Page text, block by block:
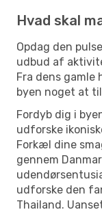
Hvad skal
Opdag den
udbud af
Fra dens gamle
byen noget at
Fordyb dig i
udforske
Forkæl dine
gennem
udforske den
Thailand.